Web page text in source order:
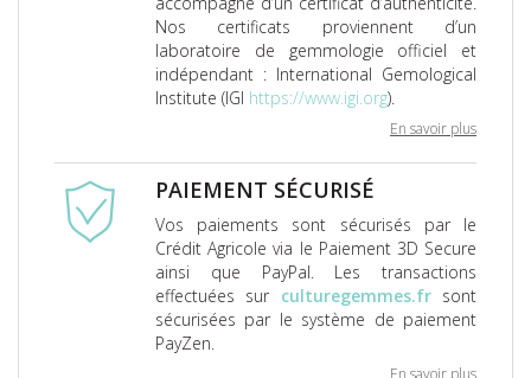
Nos certificats proviennent d’un
laboratoire de gemmologie officiel et
indépendant : International Gemological
Institute (IGI https://www.igi.org).
En savoir plus
PAIEMENT SÉCURISÉ
Vos paiements sont sécurisés par le
Crédit Agricole via le Paiement 3D Secure
ainsi que PayPal. Les transactions
effectuées sur culturegemmes.frsont
sécurisées par le système de paiement
PayZen.
En savoir plus